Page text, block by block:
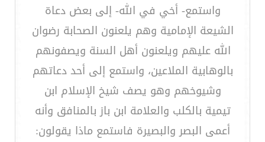
واستمع- أخي في الله- إلى بعض دعاة
الشيعة الإمامية وهم يلعنون الصحابة رضوان
الله عليهم ويلعنون أهل السنة ويصفونهم
بالوهابية الملاعين، واستمع إلى أحد دعاتهم
وشيوخهم وهو يصف شيخ الإسلام ابن
تيمية بالكلب والعلامة ابن باز بالمنافق وأنه
أعمى البصر والبصيرة فاستمع ماذا يقولون: